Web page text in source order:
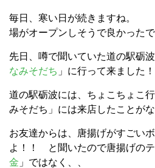
毎日、寒い日が続きますね。
場がオープンしそうで良かったで
先日、噂で聞いていた道の駅砺
なみそだち 」に行って来ました！
道の駅砺波には、ちょこちょこ
みそだち」には来店したことがな
お友達からは、唐揚げがすごい
よ！！ と聞いたので唐揚げのテ
金 」ではなく、、